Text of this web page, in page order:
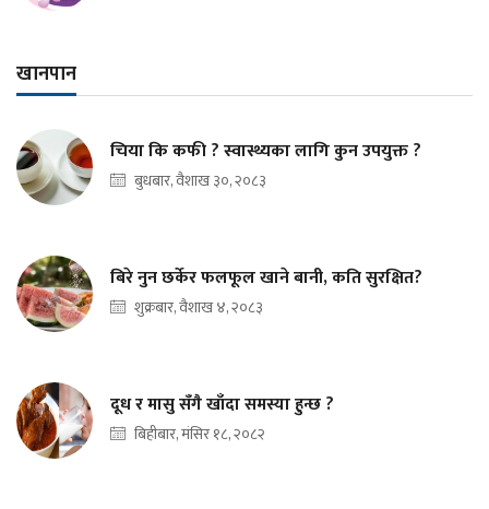
खानपान
चिया कि कफी ? स्वास्थ्यका लागि कुन उपयुक्त ?
बुधबार, वैशाख ३०, २०८३
बिरे नुन छर्केर फलफूल खाने बानी, कति सुरक्षित?
शुक्रबार, वैशाख ४, २०८३
दूध र मासु सँगै खाँदा समस्या हुन्छ ?
बिहीबार, मंसिर १८, २०८२